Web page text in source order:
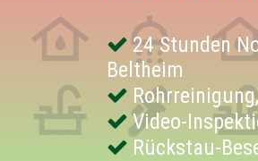
24 Stunden
Beltheim
Video-
Rückstau-